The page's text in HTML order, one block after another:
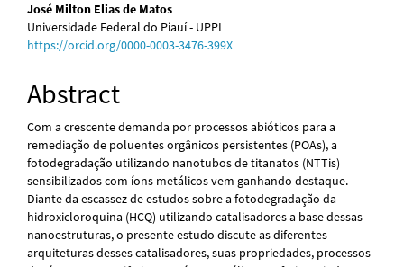
José Milton Elias de Matos
Universidade Federal do Piauí - UPPI
https://orcid.org/0000-0003-3476-399X
Abstract
Com a crescente demanda por processos abióticos para a
remediação de poluentes orgânicos persistentes (POAs), a
fotodegradação utilizando nanotubos de titanatos (NTTis)
sensibilizados com íons metálicos vem ganhando destaque.
Diante da escassez de estudos sobre a fotodegradação da
hidroxicloroquina (HCQ) utilizando catalisadores a base dessas
nanoestruturas, o presente estudo discute as diferentes
arquiteturas desses catalisadores, suas propriedades, processos